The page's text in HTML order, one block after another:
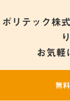
ポリテック株
お気軽
無